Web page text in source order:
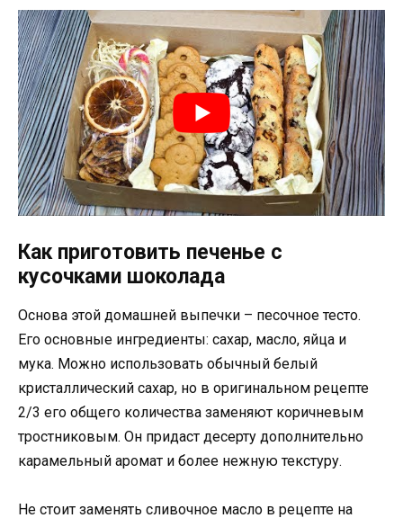
Как приготовить печенье с
кусочками шоколада
Основа этой домашней выпечки – песочное тесто.
Его основные ингредиенты: сахар, масло, яйца и
мука. Можно использовать обычный белый
кристаллический сахар, но в оригинальном рецепте
2/3 его общего количества заменяют коричневым
тростниковым. Он придаст десерту дополнительно
карамельный аромат и более нежную текстуру.
Не стоит заменять сливочное масло в рецепте на